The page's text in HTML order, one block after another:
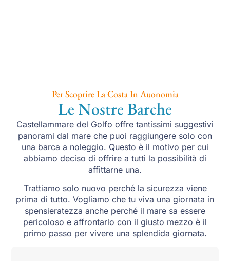
Per Scoprire La Costa In Auonomia
Le Nostre Barche
Castellammare del Golfo offre tantissimi suggestivi
panorami dal mare che puoi raggiungere solo con
una barca a noleggio. Questo è il motivo per cui
abbiamo deciso di offrire a tutti la possibilità di
affittarne una.
Trattiamo solo nuovo perché la sicurezza viene
prima di tutto. Vogliamo che tu viva una giornata in
spensieratezza anche perché il mare sa essere
pericoloso e affrontarlo con il giusto mezzo è il
primo passo per vivere una splendida giornata.